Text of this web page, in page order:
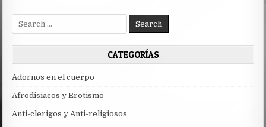
Search
for:
CATEGORÍAS
Adornos en el cuerpo
Afrodisiacos y Erotismo
Anti-clerigos y Anti-religiosos